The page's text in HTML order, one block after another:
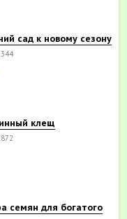
сад к новому сезону
клещ
семян для богатого